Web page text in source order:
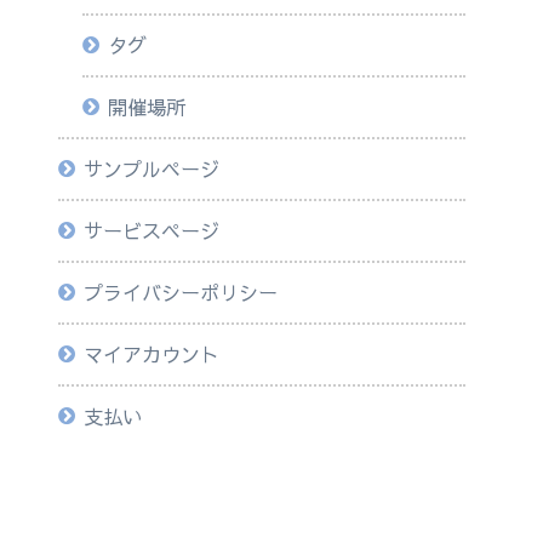
タグ
開催場所
サンプルページ
サービスページ
プライバシーポリシー
マイアカウント
支払い